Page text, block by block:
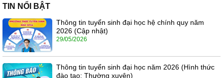
TIN NỔI BẬT
Thông tin tuyển sinh đại học hệ chính quy năm
2026 (Cập nhật)
29/05/2026
Thông tin tuyển sinh đại học năm 2026 (Hình thức
đào tạo: Thường xuyên)